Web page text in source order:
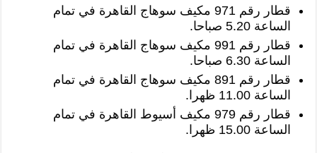
قطار رقم 971 مكيف سوهاج القاهرة في تمام
الساعة 5.20 صباحا.
قطار رقم 991 مكيف سوهاج القاهرة في تمام
الساعة 6.30 صباحا.
قطار رقم 891 مكيف سوهاج القاهرة في تمام
الساعة 11.00 ظهرا.
قطار رقم 979 مكيف أسيوط القاهرة في تمام
الساعة 15.00 ظهرا.